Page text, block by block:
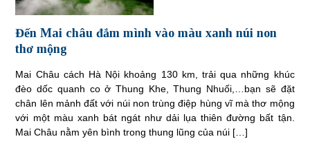
Đến Mai châu đắm mình vào màu xanh núi non
thơ mộng
Mai Châu cách Hà Nội khoảng 130 km, trải qua những khúc
đèo dốc quanh co ở Thung Khe, Thung Nhuối,…bạn sẽ đặt
chân lên mảnh đất với núi non trùng điệp hùng vĩ mà thơ mộng
với một màu xanh bát ngát như dải lụa thiên đường bất tận.
Mai Châu nằm yên bình trong thung lũng của núi […]